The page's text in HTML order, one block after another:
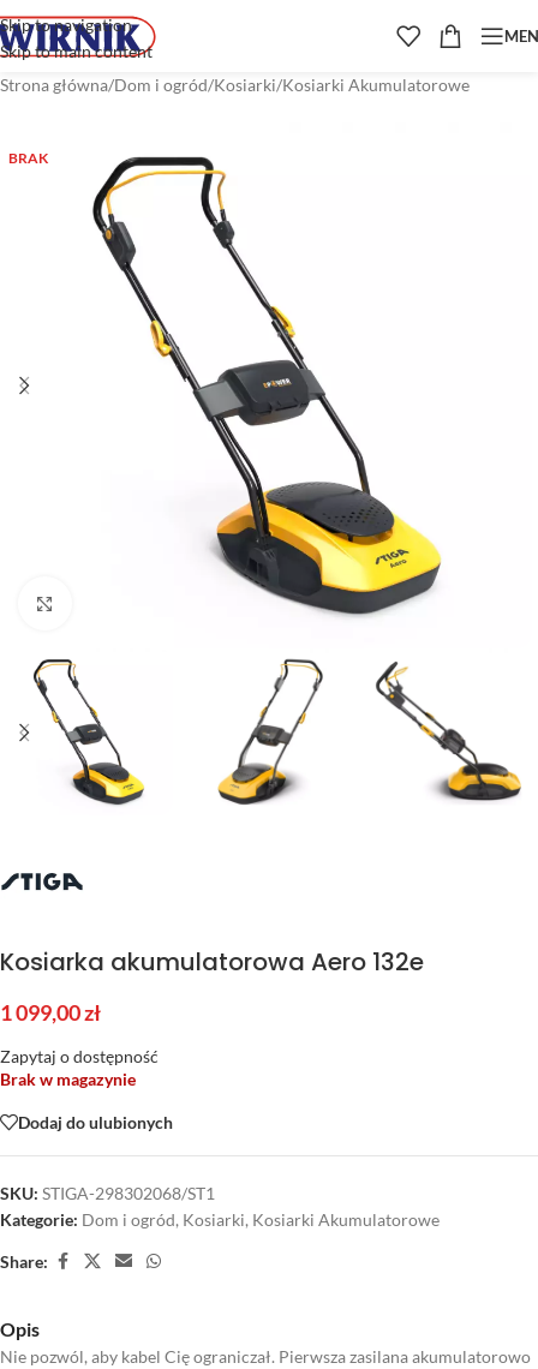
Skip to navigation
Skip to main content
Strona główna/Dom i ogród/Kosiarki/Kosiarki Akumulatorowe
BRAK
Kosiarka akumulatorowa Aero 132e
1 099,00zł
Zapytaj o dostępność
Brak w magazynie
Dodaj do ulubionych
SKU: STIGA-298302068/ST1
Kategorie: Dom i ogród, Kosiarki, Kosiarki Akumulatorowe
Share:
Opis
Nie pozwól, aby kabel Cię ograniczał. Pierwsza zasilana akumulatorowo